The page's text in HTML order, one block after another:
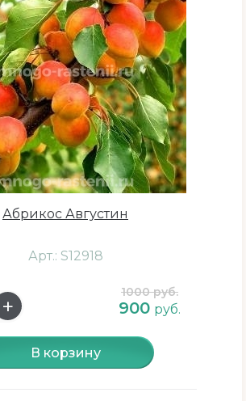
Абрикос Августин
Арт.: S12918
1000 руб.
900 руб.
В корзину
дерева